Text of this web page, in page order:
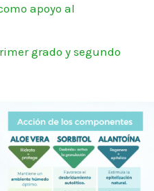
apoyo al
grado y segundo